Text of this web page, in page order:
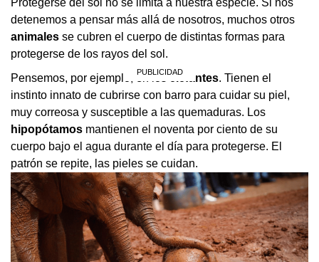
Protegerse del sol no se limita a nuestra especie. Si nos
detenemos a pensar más allá de nosotros, muchos otros
animales se cubren el cuerpo de distintas formas para
protegerse de los rayos del sol.
Pensemos, por ejemplo, en loselefantes. Tienen el
instinto innato de cubrirse con barro para cuidar su piel,
muy correosa y susceptible a las quemaduras. Los
hipopótamos mantienen el noventa por ciento de su
cuerpo bajo el agua durante el día para protegerse. El
patrón se repite, las pieles se cuidan.